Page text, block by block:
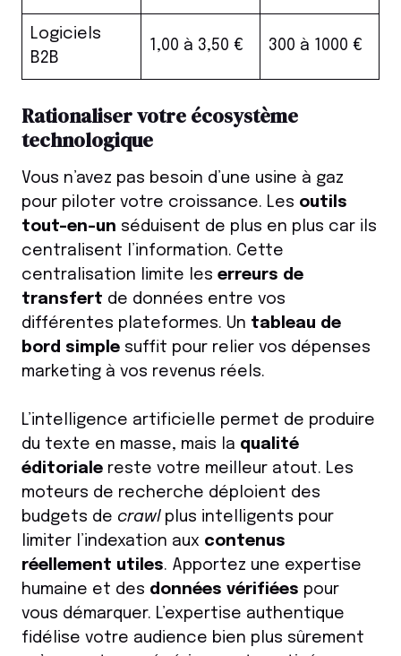
Logiciels
B2B
1,00 à 3,50 € 300 à 1000 €
Rationaliser votre écosystème
technologique
Vous n’avez pas besoin d’une usine à gaz
pour piloter votre croissance. Les outils
tout-en-un séduisent de plus en plus car ils
centralisent l’information. Cette
centralisation limite les erreurs de
transfert de données entre vos
différentes plateformes. Un tableau de
bord simple suffit pour relier vos dépenses
marketing à vos revenus réels.
L’intelligence artificielle permet de produire
du texte en masse, mais la qualité
éditoriale reste votre meilleur atout. Les
moteurs de recherche déploient des
budgets de crawlplus intelligents pour
limiter l’indexation aux contenus
réellement utiles. Apportez une expertise
humaine et des données vérifiées pour
vous démarquer. L’expertise authentique
fidélise votre audience bien plus sûrement